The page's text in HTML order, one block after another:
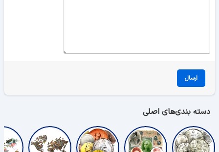
ارسال
دسته بندی‌های اصلی